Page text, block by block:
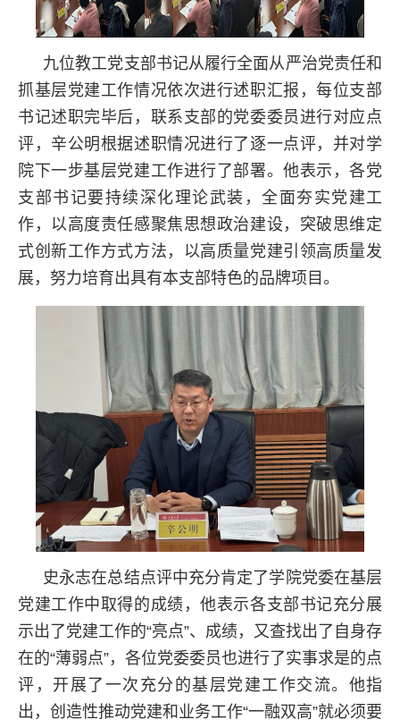
九位教工党支部书记从履行全面从严治党责任和
抓基层党建工作情况依次进行述职汇报，每位支部
书记述职完毕后，联系支部的党委委员进行对应点
评，辛公明根据述职情况进行了逐一点评，并对学
院下一步基层党建工作进行了部署。他表示，各党
支部书记要持续深化理论武装，全面夯实党建工
作，以高度责任感聚焦思想政治建设，突破思维定
式创新工作方式方法，以高质量党建引领高质量发
展，努力培育出具有本支部特色的品牌项目。
史永志在总结点评中充分肯定了学院党委在基层
党建工作中取得的成绩，他表示各支部书记充分展
示出了党建工作的“亮点”、成绩，又查找出了自身存
在的“薄弱点”，各位党委委员也进行了实事求是的点
评，开展了一次充分的基层党建工作交流。他指
出，创造性推动党建和业务工作“一融双高”就必须要